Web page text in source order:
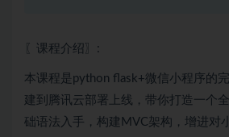
〖课程介绍〗:
本课程是python flask+微信小程序的
建到腾讯云部署上线，带你打造一个
础语法入手，构建MVC架构，增进对